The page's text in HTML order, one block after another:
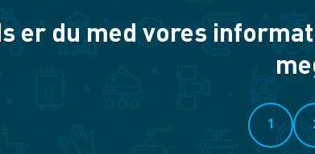
er du med vores
1